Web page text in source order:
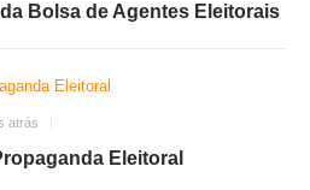
Bolsa de Agentes Eleitorais
atrás
Eleitoral